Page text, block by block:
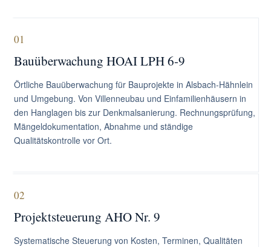
01
Bauüberwachung HOAI LPH 6-9
Örtliche Bauüberwachung für Bauprojekte in Alsbach-Hähnlein
und Umgebung. Von Villenneubau und Einfamilienhäusern in
den Hanglagen bis zur Denkmalsanierung. Rechnungsprüfung,
Mängeldokumentation, Abnahme und ständige
Qualitätskontrolle vor Ort.
02
Projektsteuerung AHO Nr. 9
Systematische Steuerung von Kosten, Terminen, Qualitäten